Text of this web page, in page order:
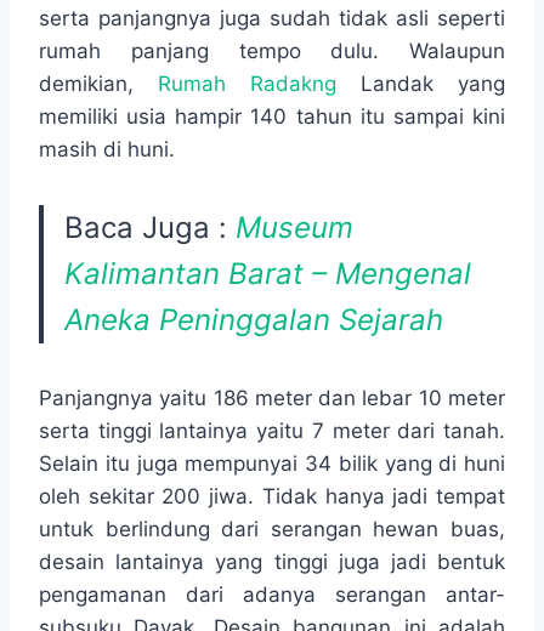
serta panjangnya juga sudah tidak asli seperti
rumah panjang tempo dulu. Walaupun
demikian, Rumah Radakng Landak yang
memiliki usia hampir 140 tahun itu sampai kini
masih di huni.
Baca Juga : Museum
Kalimantan Barat – Mengenal
Aneka Peninggalan Sejarah
Panjangnya yaitu 186 meter dan lebar 10 meter
serta tinggi lantainya yaitu 7 meter dari tanah.
Selain itu juga mempunyai 34 bilik yang di huni
oleh sekitar 200 jiwa. Tidak hanya jadi tempat
untuk berlindung dari serangan hewan buas,
desain lantainya yang tinggi juga jadi bentuk
pengamanan dari adanya serangan antar-